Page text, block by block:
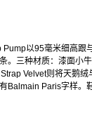
以95毫米细高跟
。三种材质：漆面小
Velvet则将天鹅
Balmain Paris字样。